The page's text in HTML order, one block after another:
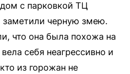
с парковкой ТЦ
черную змею.
что она была похожа на
себя неагрессивно и
из горожан не